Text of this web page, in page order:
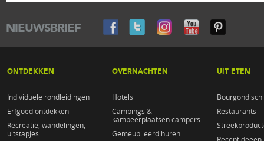
NIEUWSBRIEF
ONTDEKKEN
Individuele rondleidingen
Erfgoed ontdekken
Recreatie, wandelingen,
uitstapjes
OVERNACHTEN
Hotels
Campings &
kampeerplaatsen campers
Gemeubileerd huren
UIT ETEN
Bourgondisch
Restaurants